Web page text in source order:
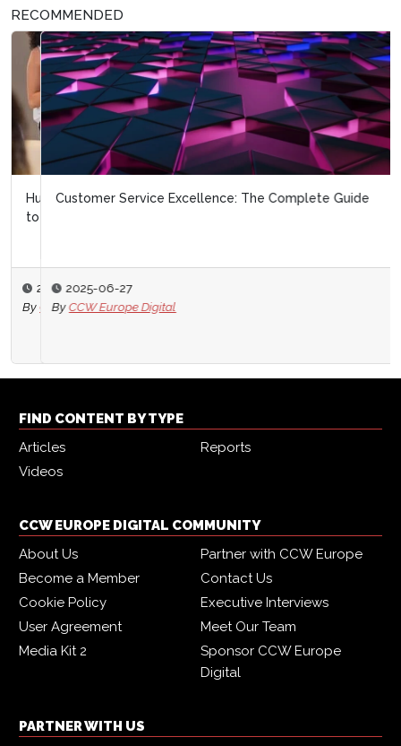
RECOMMENDED
Customer Service Excellence: The Complete Guide
2025-06-27
By CCW Europe Digital
FIND CONTENT BY TYPE
Articles
Reports
Videos
CCW EUROPE DIGITAL COMMUNITY
About Us
Partner with CCW Europe
Become a Member
Contact Us
Cookie Policy
Executive Interviews
User Agreement
Meet Our Team
Media Kit 2
Sponsor CCW Europe
Digital
PARTNER WITH US